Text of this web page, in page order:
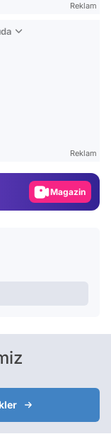
Reklam
Reklam
Video